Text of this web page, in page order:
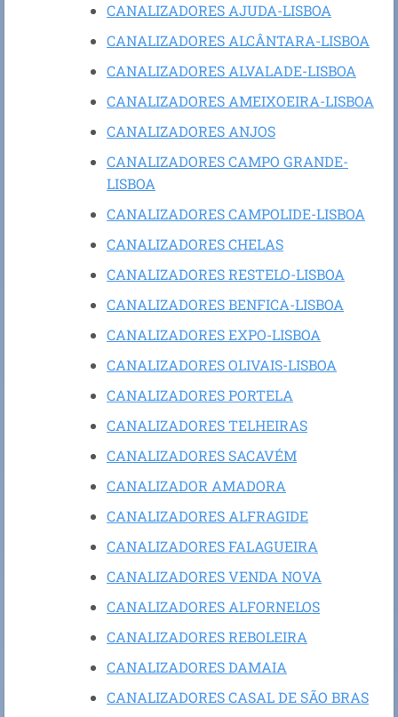
CANALIZADORES AJUDA-LISBOA
CANALIZADORES ALCÂNTARA-LISBOA
CANALIZADORES ALVALADE-LISBOA
CANALIZADORES AMEIXOEIRA-LISBOA
CANALIZADORES ANJOS
CANALIZADORES CAMPO GRANDE-
LISBOA
CANALIZADORES CAMPOLIDE-LISBOA
CANALIZADORES CHELAS
CANALIZADORES RESTELO-LISBOA
CANALIZADORES BENFICA-LISBOA
CANALIZADORES EXPO-LISBOA
CANALIZADORES OLIVAIS-LISBOA
CANALIZADORES PORTELA
CANALIZADORES TELHEIRAS
CANALIZADORES SACAVÉM
CANALIZADOR AMADORA
CANALIZADORES ALFRAGIDE
CANALIZADORES FALAGUEIRA
CANALIZADORES VENDA NOVA
CANALIZADORES ALFORNELOS
CANALIZADORES REBOLEIRA
CANALIZADORES DAMAIA
CANALIZADORES CASAL DE SÃO BRAS